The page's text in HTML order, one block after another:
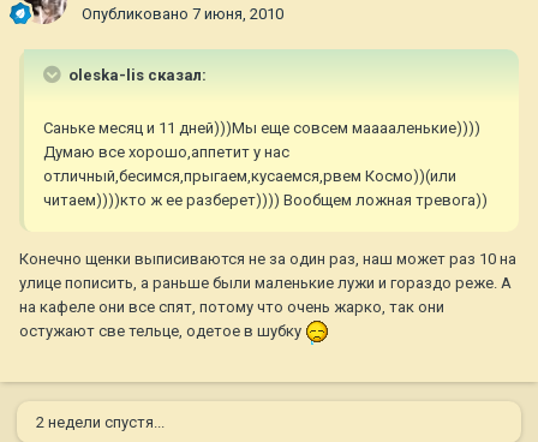
Опубликовано 7 июня, 2010
oleska-lis сказал:
Саньке месяц и 11 дней)))Мы еще совсем мааааленькие))))
Думаю все хорошо,аппетит у нас
отличный,бесимся,прыгаем,кусаемся,рвем Космо))(или
читаем))))кто ж ее разберет)))) Вообщем ложная тревога))
Конечно щенки выписиваются не за один раз, наш может раз 10 на
улице пописить, а раньше были маленькие лужи и гораздо реже. А
на кафеле они все спят, потому что очень жарко, так они
остужают све тельце, одетое в шубку
2 недели спустя...